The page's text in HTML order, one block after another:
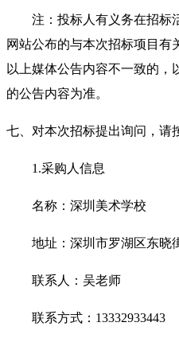
注：投标人有义务在招标
网站公布的与本次招标项目有
以上媒体公告内容不一致的，
的公告内容为准。
七、对本次招标提出询问，请
1.采购人信息
名称：深圳美术学校
地址：深圳市罗湖区东晓
联系人： 吴老师
联系方式： 13332933443